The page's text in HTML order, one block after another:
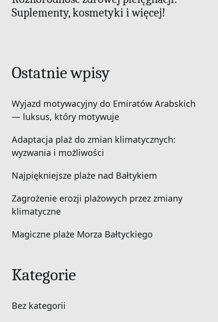
Suplementy, kosmetyki i więcej!
Ostatnie wpisy
Wyjazd motywacyjny do Emiratów Arabskich
— luksus, który motywuje
Adaptacja plaż do zmian klimatycznych:
wyzwania i możliwości
Najpiękniejsze plaże nad Bałtykiem
Zagrożenie erozji plażowych przez zmiany
klimatyczne
Magiczne plaże Morza Bałtyckiego
Kategorie
Bez kategorii